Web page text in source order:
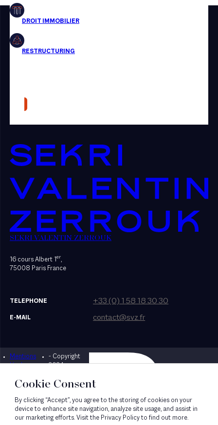
Restructuring
Presse
SEKRI VALENTIN ZERROUK
16 cours Albert 1er,
75008 Paris France
TELEPHONE +33 (0) 1 58 18 30 30
E-MAIL contact@svz.fr
Mentions
légales
- Copyright
2024
Designed by Bonhomme
Cookie Consent
By clicking “Accept”, you agree to the storing of cookies on your
device to enhance site navigation, analyze site usage, and assist in
our marketing efforts. Visit the Privacy Policy to find out more.